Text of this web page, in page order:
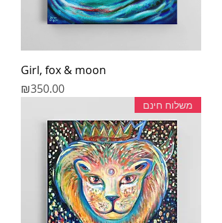
Girl, fox & moon
מחיר
₪350.00
משלוח חינם